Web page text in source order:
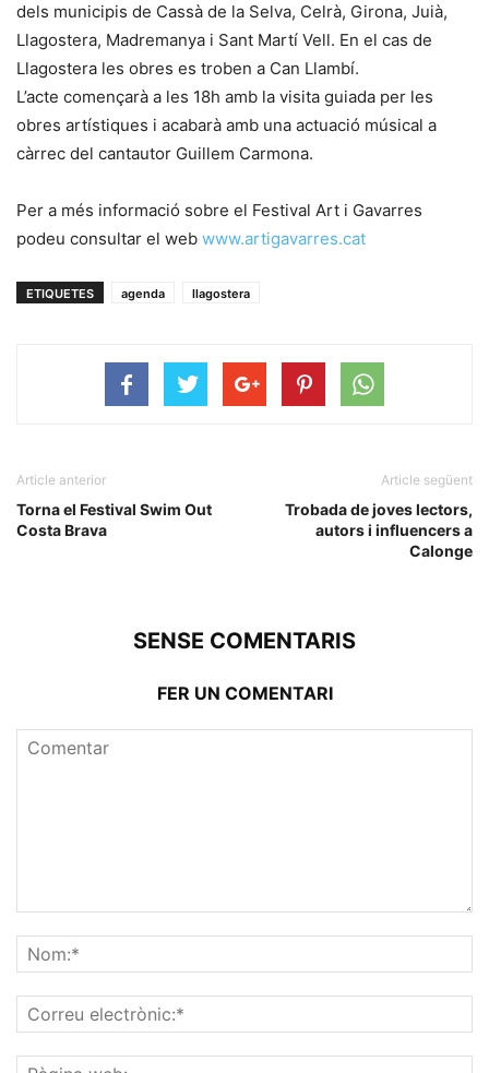
dels municipis de Cassà de la Selva, Celrà, Girona, Juià,
Llagostera, Madremanya i Sant Martí Vell. En el cas de
Llagostera les obres es troben a Can Llambí.
L’acte començarà a les 18h amb la visita guiada per les
obres artístiques i acabarà amb una actuació músical a
càrrec del cantautor Guillem Carmona.
Per a més informació sobre el Festival Art i Gavarres
podeu consultar el web www.artigavarres.cat
ETIQUETES agenda llagostera
Article anterior
Torna el Festival Swim Out
Costa Brava
Article següent
Trobada de joves lectors,
autors i influencers a
Calonge
SENSE COMENTARIS
FER UN COMENTARI